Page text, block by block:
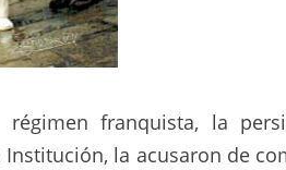
franquista, la
la acusaron de